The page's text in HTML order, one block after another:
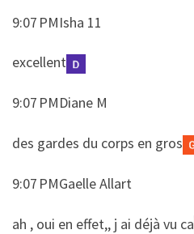
9:07 PMIsha 11
​​excellent
9:07 PMDiane M
​​des gardes du corps en gros
9:07 PMGaelle Allart
​​ah , oui en effet,, j ai déjà vu ca